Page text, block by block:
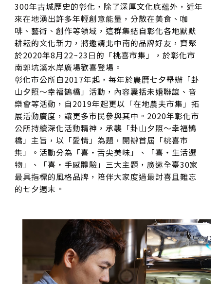
300年古城歷史的彰化，除了深厚文化底蘊外，近年
來在地湧出許多年輕創意能量，分散在美食、咖
啡、藝術、創作等領域，這群集結自彰化各地默默
耕耘的文化新力，將邀請北中南的品牌好友，齊聚
於2020年8月22~23日的「桃喜市集」，於彰化市
南郭坑溪水岸廣場歡喜登場。
彰化市公所自2017年起，每年於農曆七夕舉辦「卦
山夕照～幸福鵲橋」活動，內容囊括未婚聯誼、音
樂會等活動，自2019年起更以「在地農夫市集」拓
展活動廣度，讓更多市民參與其中。2020年彰化市
公所持續深化活動精神，承襲「卦山夕照～幸福鵲
橋」主旨，以「愛情」為題，開辦首屆「桃喜市
集」。活動分為「喜・舌尖美味」、「喜・生活選
物」、「喜・手感體驗」三大主題，廣邀全臺30家
最具指標的風格品牌，陪伴大家度過最討喜且難忘
的七夕週末。